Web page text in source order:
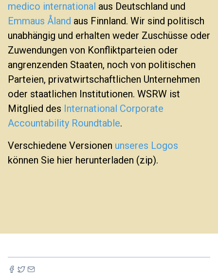
medico international aus Deutschland und
Emmaus Åland aus Finnland. Wir sind politisch
unabhängig und erhalten weder Zuschüsse oder
Zuwendungen von Konfliktparteien oder
angrenzenden Staaten, noch von politischen
Parteien, privatwirtschaftlichen Unternehmen
oder staatlichen Institutionen. WSRW ist
Mitglied des International Corporate
Accountability Roundtable.
Verschiedene Versionen unseres Logos
können Sie hier herunterladen (zip).